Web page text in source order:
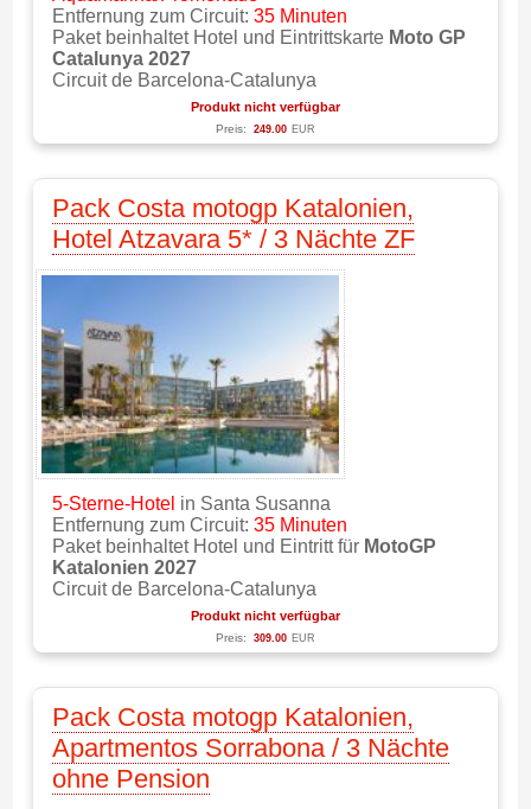
Entfernung zum Circuit: 35 Minuten
Paket beinhaltet Hotel und Eintrittskarte Moto GP
Catalunya 2027
Circuit de Barcelona-Catalunya
Produkt nicht verfügbar
Preis: 249.00 EUR
Pack Costa motogp Katalonien,
Hotel Atzavara 5* / 3 Nächte ZF
5-Sterne-Hotel in Santa Susanna
Entfernung zum Circuit: 35 Minuten
Paket beinhaltet Hotel und Eintritt für MotoGP
Katalonien 2027
Circuit de Barcelona-Catalunya
Produkt nicht verfügbar
Preis: 309.00 EUR
Pack Costa motogp Katalonien,
Apartmentos Sorrabona / 3 Nächte
ohne Pension